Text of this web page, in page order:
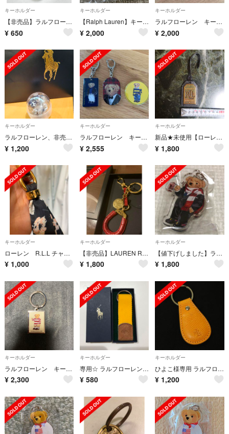
キーホルダー
【非売品】ラルフローレン チャーム
¥ 650
キーホルダー
【Ralph Lauren】キーホルダー
¥ 2,000
キーホルダー
ラルフローレン キーホルダー付きカードケース
¥ 2,000
キーホルダー
ラルフローレン、非売品レアなガチャガチャ
¥ 1,200
キーホルダー
ラルフローレン キーホルダー セット
¥ 2,555
キーホルダー
新品★未使用【ローレン ラルフローレン】キーホルダー★黒革 × ゴールド金具
¥ 1,800
キーホルダー
ローレン R.L.L チャーム
¥ 1,000
キーホルダー
【非売品】LAUREN RALPH LAUREN チャーム（キーホルダー）
¥ 1,800
キーホルダー
【値下げしました】ラルフローレン くま キーホルダー ノベルティ
¥ 1,800
キーホルダー
ラルフローレン キーホルダー
¥ 2,300
キーホルダー
専用☆ ラルフローレン キーホルダー キーリング
¥ 580
キーホルダー
ひよこ様専用 ラルフローレン 革製 キーホルダー
¥ 1,200